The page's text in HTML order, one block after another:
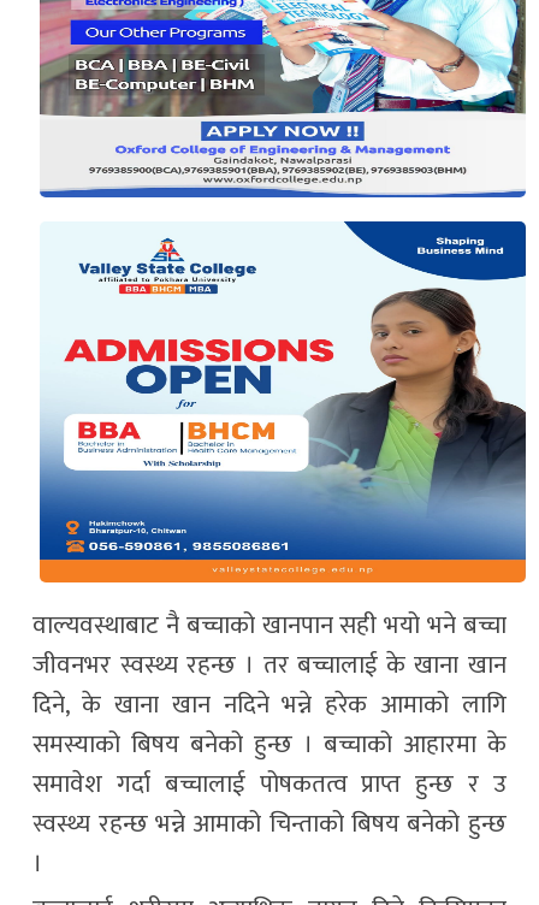
वाल्यवस्थाबाट नै बच्चाको खानपान सही भयो भने बच्चा
जीवनभर स्वस्थ्य रहन्छ । तर बच्चालाई के खाना खान
दिने, के खाना खान नदिने भन्ने हरेक आमाको लागि
समस्याको बिषय बनेको हुन्छ । बच्चाको आहारमा के
समावेश गर्दा बच्चालाई पोषकतत्व प्राप्त हुन्छ र उ
स्वस्थ्य रहन्छ भन्ने आमाको चिन्ताको बिषय बनेको हुन्छ
।